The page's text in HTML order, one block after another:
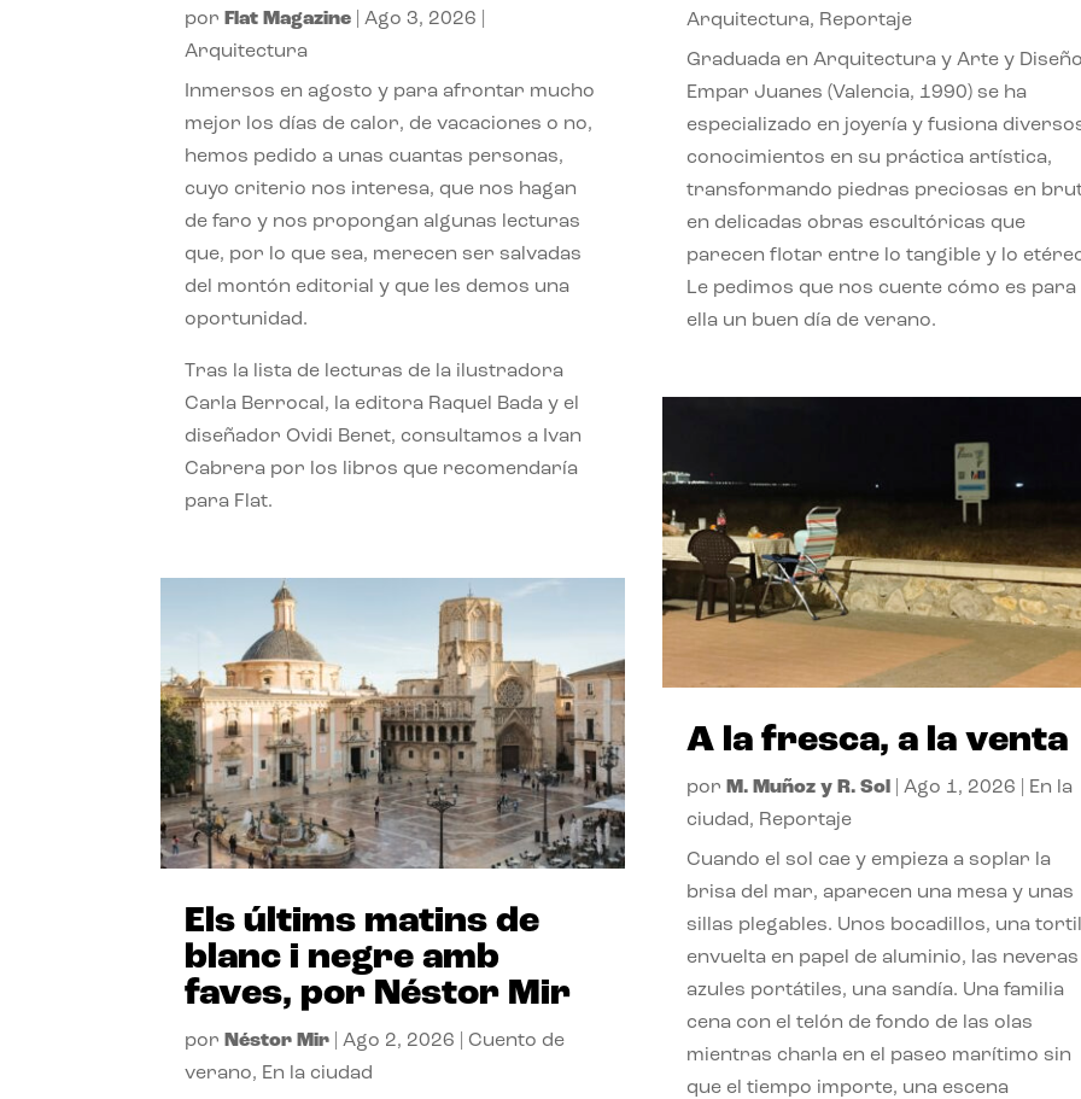
por Flat Magazine |Ago 3, 2026
Arquitectura
Inmersos en agosto y para afrontar mucho
mejor los días de calor, de vacaciones o no,
hemos pedido a unas cuantas personas,
cuyo criterio nos interesa, que nos hagan
de faro y nos propongan algunas lecturas
que, por lo que sea, merecen ser salvadas
del montón editorial y que les demos una
oportunidad.
Tras la lista de lecturas de la ilustradora
Carla Berrocal, la editora Raquel Bada y el
diseñador Ovidi Benet, consultamos a Ivan
Cabrera por los libros que recomendaría
para Flat.
Els últims matins de
blanc i negre amb
faves, por Néstor Mir
por Néstor Mir |Ago 2, 2026 |Cuento de
verano, En la ciudad
Arquitectura, Reportaje
Graduada en Arquitectura y Arte y
Empar Juanes (Valencia, 1990) se ha
especializado en joyería y fusiona
conocimientos en su práctica artística,
transformando piedras preciosas en
en delicadas obras escultóricas que
parecen flotar entre lo tangible y lo
Le pedimos que nos cuente cómo es para
ella un buen día de verano.
A la fresca, a la venta
por M. Muñoz y R. Sol Ago 1, 2026
En la
ciudad, Reportaje
Cuando el sol cae y empieza a soplar la
brisa del mar, aparecen una mesa y unas
sillas plegables. Unos bocadillos, una
envuelta en papel de aluminio, las neveras
azules portátiles, una sandía. Una familia
cena con el telón de fondo de las olas
mientras charla en el paseo marítimo sin
que el tiempo importe, una escena